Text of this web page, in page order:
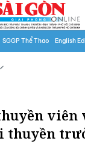
SGGP Thể Thao English
thuyền